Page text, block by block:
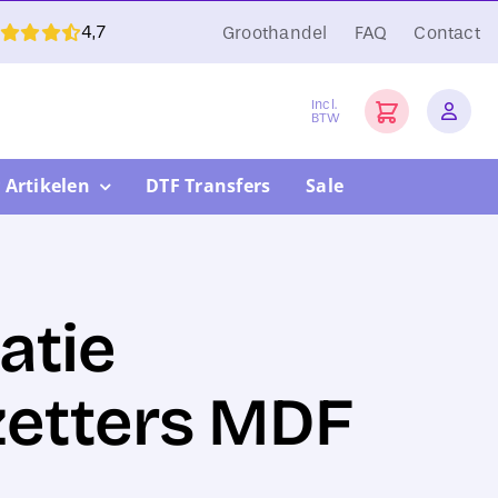
4,7 Groothandel FAQ Contact
Incl.
BTW
Artikelen DTF Transfers Sale
MDF